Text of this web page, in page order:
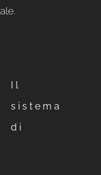
Il
sistema
di